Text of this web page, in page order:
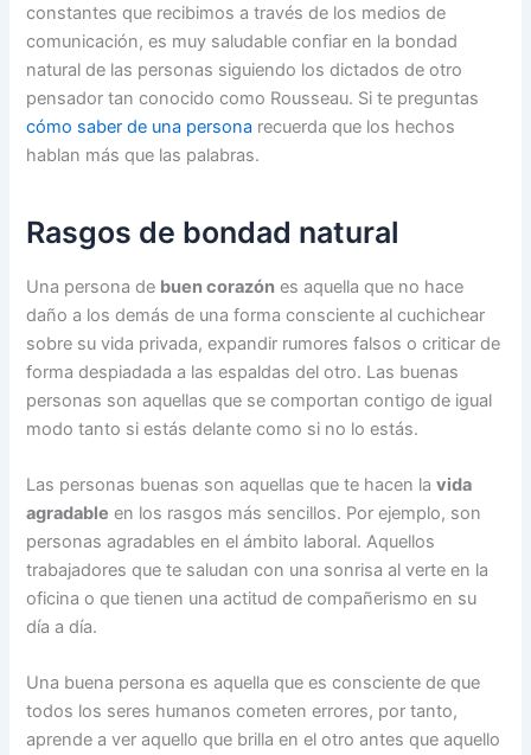
constantes que recibimos a través de los medios de
comunicación, es muy saludable confiar en la bondad
natural de las personas siguiendo los dictados de otro
pensador tan conocido como Rousseau. Si te preguntas
cómo saber de una persona recuerda que los hechos
hablan más que las palabras.
Rasgos de bondad natural
Una persona de buen corazón es aquella que no hace
daño a los demás de una forma consciente al cuchichear
sobre su vida privada, expandir rumores falsos o criticar de
forma despiadada a las espaldas del otro. Las buenas
personas son aquellas que se comportan contigo de igual
modo tanto si estás delante como si no lo estás.
Las personas buenas son aquellas que te hacen lavida
agradable en los rasgos más sencillos. Por ejemplo, son
personas agradables en el ámbito laboral. Aquellos
trabajadores que te saludan con una sonrisa al verte en la
oficina o que tienen una actitud de compañerismo en su
día a día.
Una buena persona es aquella que es consciente de que
todos los seres humanos cometen errores, por tanto,
aprende a ver aquello que brilla en el otro antes que aquello